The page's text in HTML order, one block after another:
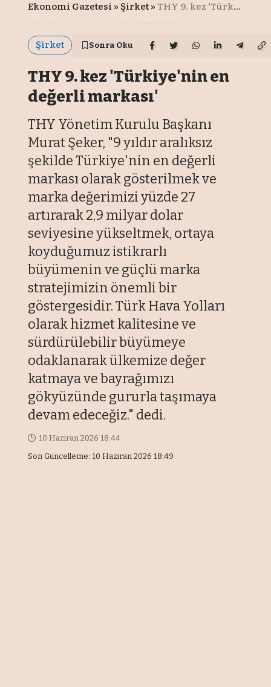
Ekonomi Gazetesi » Şirket »THY 9. kez 'Türkiye'nin en değerli markası'
Şirket Sonra Oku
THY 9. kez 'Türkiye'nin en
değerli markası'
THY Yönetim Kurulu Başkanı
Murat Şeker, "9 yıldır aralıksız
şekilde Türkiye'nin en değerli
markası olarak gösterilmek ve
marka değerimizi yüzde 27
artırarak 2,9 milyar dolar
seviyesine yükseltmek, ortaya
koyduğumuz istikrarlı
büyümenin ve güçlü marka
stratejimizin önemli bir
göstergesidir. Türk Hava Yolları
olarak hizmet kalitesine ve
sürdürülebilir büyümeye
odaklanarak ülkemize değer
katmaya ve bayrağımızı
gökyüzünde gururla taşımaya
devam edeceğiz." dedi.
Son Güncelleme: 10 Haziran 2026 18:49
10 Haziran 2026 18:44